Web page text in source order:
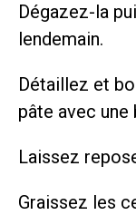
Dégazez-la
lendemain.
Détaillez et
pâte avec une
Laissez
Graissez les